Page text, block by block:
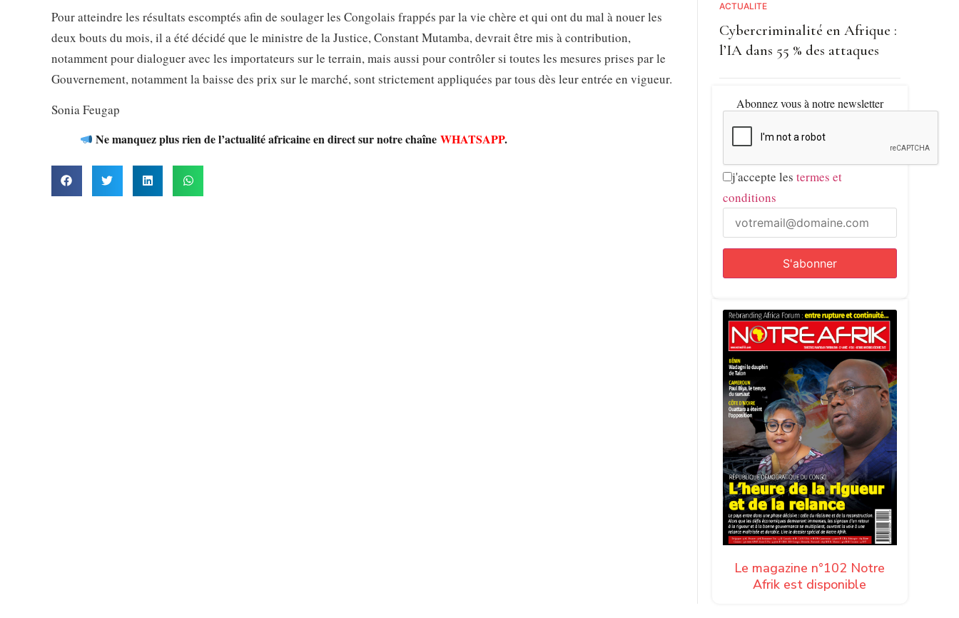
Pour atteindre les résultats escomptés afin de soulager les Congolais frappés par la vie chère et qui ont du mal à nouer les
deux bouts du mois, il a été décidé que le ministre de la Justice, Constant Mutamba, devrait être mis à contribution,
notamment pour dialoguer avec les importateurs sur le terrain, mais aussi pour contrôler si toutes les mesures prises par le
Gouvernement, notamment la baisse des prix sur le marché, sont strictement appliquées par tous dès leur entrée en vigueur.
Sonia Feugap
Ne manquez plus rien de l’actualité africaine en direct sur notre chaîneWHATSAPP.
ACTUALITE
Cybercriminalité en Afrique :
l’IA dans 55 % des attaques
Abonnez vous à notre newsletter
j'accepte les termes et
conditions
Le magazine n°102 Notre
Afrik est disponible